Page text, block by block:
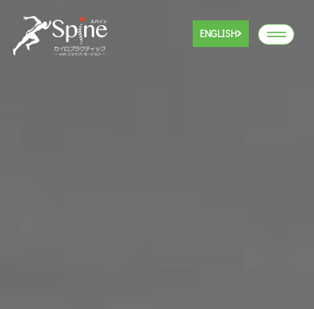
ENGLISH